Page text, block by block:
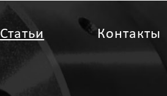
Статьи Контакты